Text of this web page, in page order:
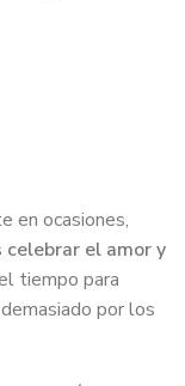
en ocasiones,
celebrar el amor y
tiempo para
por los